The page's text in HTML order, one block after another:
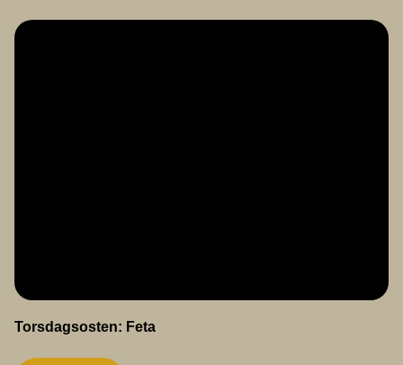
Torsdagsosten: Feta